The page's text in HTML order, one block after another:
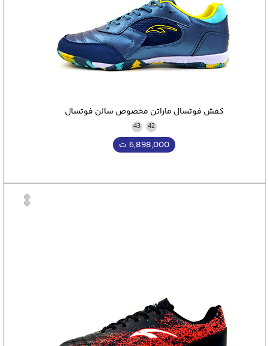
کفش فوتسال ماراتن مخصوص سالن فوتسال
42
43
6,898,000 ت